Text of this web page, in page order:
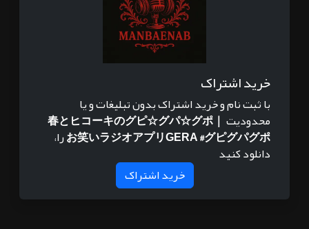
خرید اشتراک
با ثبت نام و خرید اشتراک بدون تبلیغات و یا
محدودیت 春とヒコーキのグピ☆グパ☆グポ｜
お笑いラジオアプリGERA #グピグパグポرا،
دانلود کنید
خرید اشتراک